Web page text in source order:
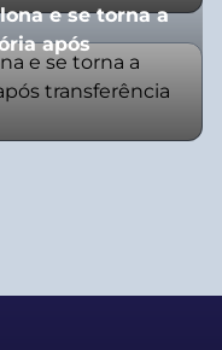
e se torna a
após